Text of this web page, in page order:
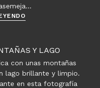
Fotos
Montañas
Volcán
nevado
Y LAGO
con unas montañas
lago brillante y limpio.
en esta fotografía